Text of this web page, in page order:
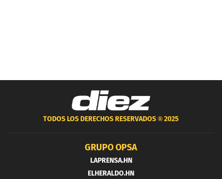
TODOS LOS DERECHOS RESERVADOS ®2025
GRUPO OPSA
LAPRENSA.HN
ELHERALDO.HN